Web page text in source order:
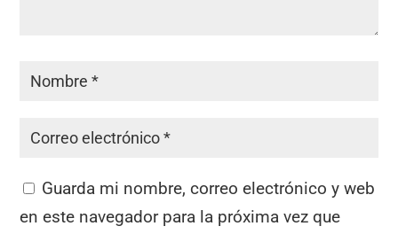
Guarda mi nombre, correo electrónico y web
en este navegador para la próxima vez que